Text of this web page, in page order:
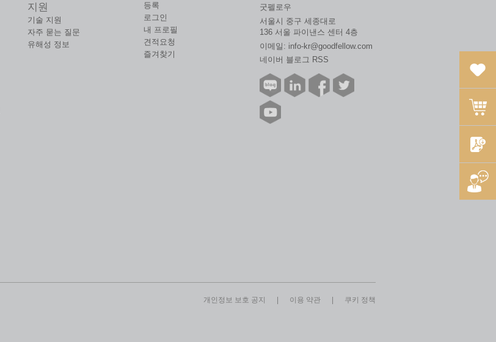
지원
기술 지원
자주 묻는 질문
유해성 정보
등록
로그인
내 프로필
견적요청
즐겨찾기
굿펠로우
서울시 중구 세종대로
136 서울 파이낸스 센터 4층
이메일: info-kr@goodfellow.com
네이버 블로그 RSS
개인정보 보호 공지 이용 약관 쿠키 정책